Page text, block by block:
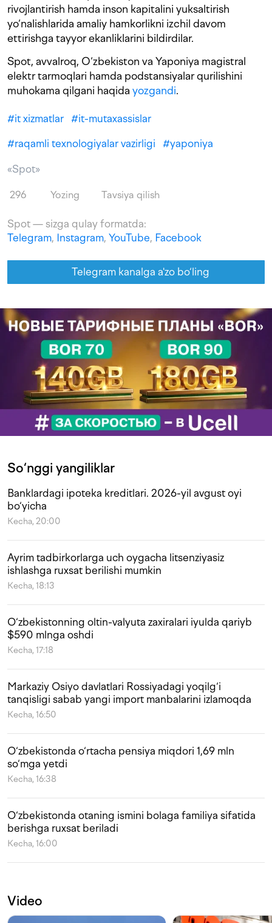
rivojlantirish hamda inson kapitalini yuksaltirish
yo‘nalishlarida amaliy hamkorlikni izchil davom
ettirishga tayyor ekanliklarini bildirdilar.
Spot, avvalroq, O‘zbekiston va Yaponiya magistral
elektr tarmoqlari hamda podstansiyalar qurilishini
muhokama qilgani haqida yozgandi.
#it xizmatlar #it-mutaxassislar
#raqamli texnologiyalar vazirligi #yaponiya
«Spot»
296 Yozing Tavsiya qilish
Spot — sizga qulay formatda:
Telegram, Instagram, YouTube, Facebook
Telegram kanalga a'zo bo‘ling
So‘nggi yangiliklar
Banklardagi ipoteka kreditlari. 2026-yil avgust oyi
bo‘yicha
Kecha, 20:00
Ayrim tadbirkorlarga uch oygacha litsenziyasiz
ishlashga ruxsat berilishi mumkin
Kecha, 18:13
O‘zbekistonning oltin-valyuta zaxiralari iyulda qariyb
$590 mlnga oshdi
Kecha, 17:18
Markaziy Osiyo davlatlari Rossiyadagi yoqilg‘i
tanqisligi sabab yangi import manbalarini izlamoqda
Kecha, 16:50
O‘zbekistonda o‘rtacha pensiya miqdori 1,69 mln
so‘mga yetdi
Kecha, 16:38
O‘zbekistonda otaning ismini bolaga familiya sifatida
berishga ruxsat beriladi
Kecha, 16:00
Video